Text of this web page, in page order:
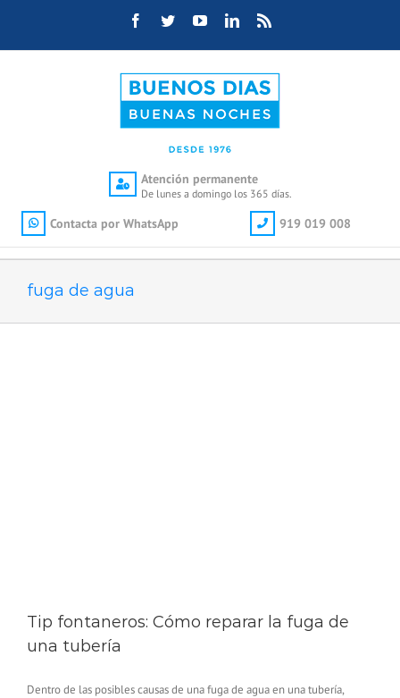
Facebook
TwitterYouTubeLinkedIn
Atención permanente
De lunes a domingo los 365 días.
Contacta por WhatsApp 919 019 008
fuga de agua
Tip fontaneros: Cómo reparar la fuga de
una tubería
Dentro de las posibles causas de una fuga de agua en una tubería,